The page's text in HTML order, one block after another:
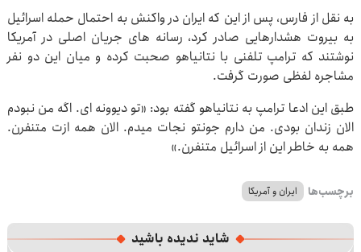
به نقل از فارس، پس از این که ایران در واکنش به احتمال حمله اسرائیل
به بیروت هشدارهایی صادر کرد، رسانه های جریان اصلی در آمریکا
نوشتند که ترامپ تلفنی با نتانیاهو صحبت کرده و میان این دو نفر
مشاجره لفظی صورت گرفت.
طبق این ادعا ترامپ به نتانیاهو گفته بود: «تو دیوونه ای. اگه من نبودم
الان زندان بودی. من دارم جونتو نجات میدم. الان همه ازت متنفرن.
همه به خاطر این از اسرائیل متنفرن.»
برچسب‌ها ایران و آمریکا
شاید ندیده باشید